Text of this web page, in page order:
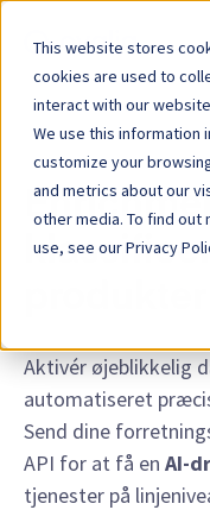
This website stores
cookies are used to
interact with our
We use this information
customize your
and metrics about our
other media. To find
use, see our Privacy
FUNKTION –
Aktivér øjeblikkelig
automatiseret
Send dine
API for at få en AI-
tjenester på